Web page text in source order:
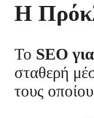
Η
Το SEO
σταθερή
τους